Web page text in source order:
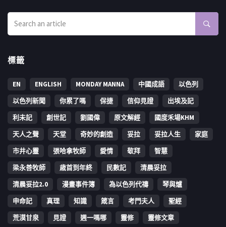
標籤
EN ENGLISH MONDAY MANNA 中國成語
以色列
以色列新聞
你累了嗎 保捷 信仰見證
出埃及記
利未記
創世記 劉國偉 原文解經
國度禾場KHM
天人之聲
天堂 奇妙的創造 妥拉 妥拉人生
家庭
市井心靈
張哈拿牧師 愛情 敬拜
智慧
梁永善牧師
歳首到年終 民數記
清晨妥拉
清晨妥拉2.0
漫畫事件簿 為以色列代禱
琴與爐
申命記
真理 知識 箴言 考門夫人
聖經
荒漠甘泉
見證 週一嗎哪 靈修 靈修文章